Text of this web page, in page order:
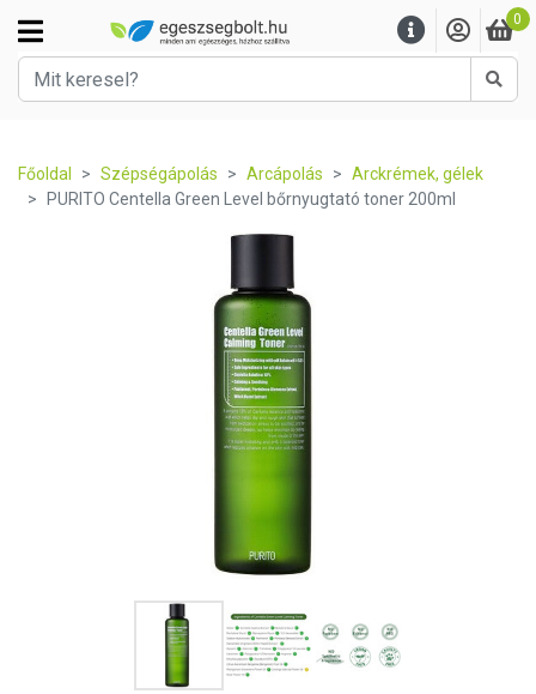
0
Főoldal Szépségápolás Arcápolás
Arckrémek, gélek
PURITO Centella Green Level bőrnyugtató toner 200ml